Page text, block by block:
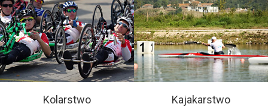
Kolarstwo Kajakarstwo